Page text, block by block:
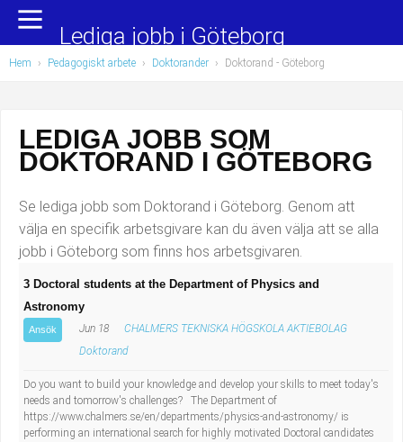
Yrkesområden
Administration, ekonomi, juridik
Chefer och verksamhetsledare
Data/IT
Försäljning, inköp, marknadsföring
Hantverksyrken
Hotell, restaurang, storhushåll
Hälso- och sjukvård
Industriell tillverkning
Populära jobb
Undersköterska, hemtjänst och äldreboende
Barnskötare
Lärare i förskola/Förskollärare
Lagerarbetare
Bussförare/Busschaufför
Elevassistent
Personlig assistent
Behandlingsassistent/Socialpedagog
Lediga jobb i Göteborg
Hem › Pedagogiskt arbete › Doktorander › Doktorand - Göteborg
LEDIGA JOBB SOM
DOKTORAND I GÖTEBORG
Se lediga jobb som Doktorand i Göteborg. Genom att
välja en specifik arbetsgivare kan du även välja att se alla
jobb i Göteborg som finns hos arbetsgivaren.
3 Doctoral students at the Department of Physics and
Astronomy
Ansök Jun 18
CHALMERS TEKNISKA HÖGSKOLA AKTIEBOLAG
Doktorand
Do you want to build your knowledge and develop your skills to meet today's
needs and tomorrow's challenges? The Department of
https://www.chalmers.se/en/departments/physics-and-astronomy/ is
performing an international search for highly motivated Doctoral candidates